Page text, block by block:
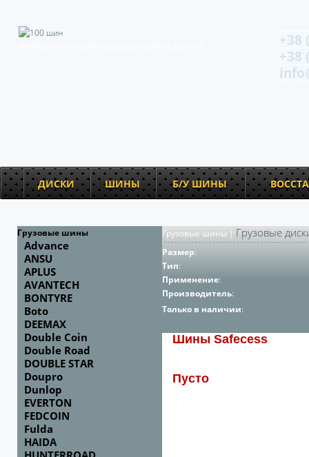
+38
+38
ДИСКИ ШИНЫ Б/У ШИНЫ
Грузовые шины
Advance
ANSU
APLUS
AVANTECH
BONTYRE
Boto
DEEMAX
Double Coin
Double Road
DOUBLE STAR
Doupro
Dunlop
EVERTON
FEDCOIN
Fulda
HAIDA
Грузовые шины | Грузовые
Размер:
Тип:
Применение:
Производитель:
Только в наличии:
Шины Safecess
Пусто